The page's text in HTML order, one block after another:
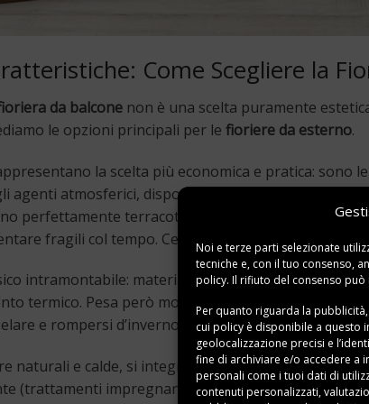
Noi e terze parti selezionate
tecniche e, con il tuo consenso,
policy. Il rifiuto del consenso
Per quanto riguarda la
cui policy è disponibile a questo
geolocalizzazione precisi e
fine di archiviare e/o accedere a
personali come i tuoi dati di
contenuti personalizzati,
Come Scegliere la
da balcone non è una scelta puramente
le opzioni principali per le fioriere da esterno.
la scelta più economica e pratica: sono
agenti atmosferici, disponibili in infinite forme e
perfettamente terracotta, legno o pietra. Il punto
fragili col tempo. Cerca sempre prodotti con
intramontabile: materiale traspirante che
termico. Pesa però molto (attenzione alla portata
e rompersi d’inverno. Perfetta pergerani e
naturali e calde, si integra bene con arredi outdoor
(trattamenti impregnanti), tende a deteriorarsi con